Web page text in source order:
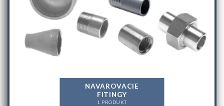
NAVAROVACIE
FITINGY
1 PRODUKT